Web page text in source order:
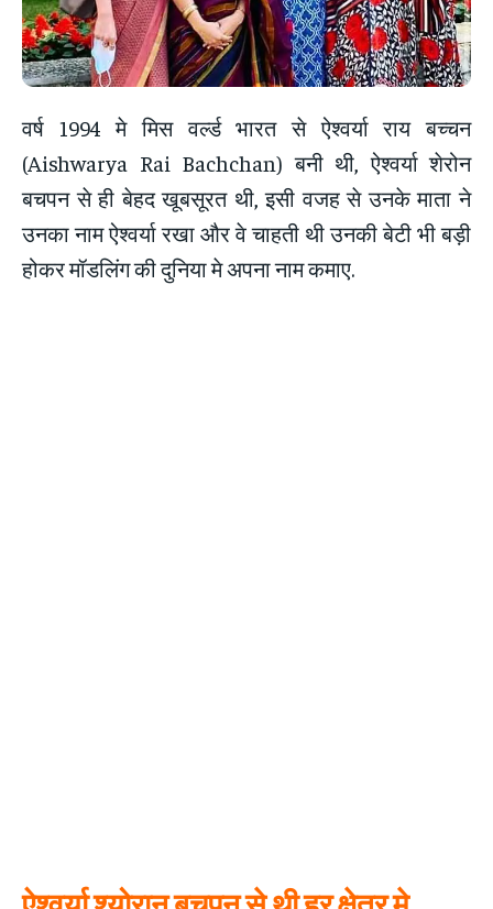
वर्ष 1994 मे मिस वर्ल्ड भारत से ऐश्वर्या राय बच्चन
(Aishwarya Rai Bachchan) बनी थी, ऐश्वर्या शेरोन
बचपन से ही बेहद खूबसूरत थी, इसी वजह से उनके माता ने
उनका नाम ऐश्वर्या रखा और वे चाहती थी उनकी बेटी भी बड़ी
होकर मॉडलिंग की दुनिया मे अपना नाम कमाए.